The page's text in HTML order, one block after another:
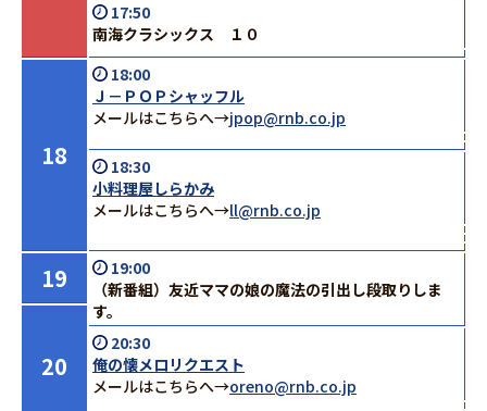
17:50
南海クラシックス １０
18
18:00
Ｊ－ＰＯＰシャッフル
メールはこちらへ→jpop@rnb.co.jp
18:30
小料理屋しらかみ
メールはこちらへ→ll@rnb.co.jp
19
19:00
（新番組）友近ママの娘の魔法の引出し段取りしま
す。
20
20:30
俺の懐メロリクエスト
メールはこちらへ→oreno@rnb.co.jp